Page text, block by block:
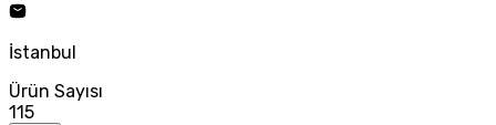
İstanbul
Ürün Sayısı
115